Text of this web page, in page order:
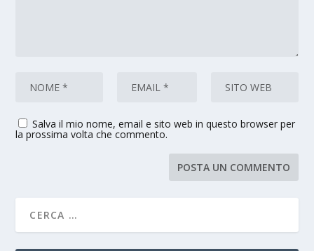
Salva il mio nome, email e sito web in questo browser per
la prossima volta che commento.